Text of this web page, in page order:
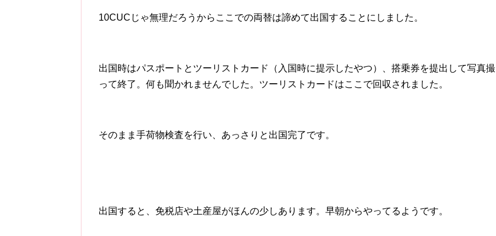
10CUCじゃ無理だろうからここでの両替は諦めて出国することにしました。
出国時はパスポートとツーリストカード（入国時に提示したやつ）、搭乗券を提出して写真撮
って終了。何も聞かれませんでした。ツーリストカードはここで回収されました。
そのまま手荷物検査を行い、あっさりと出国完了です。
出国すると、免税店や土産屋がほんの少しあります。早朝からやってるようです。